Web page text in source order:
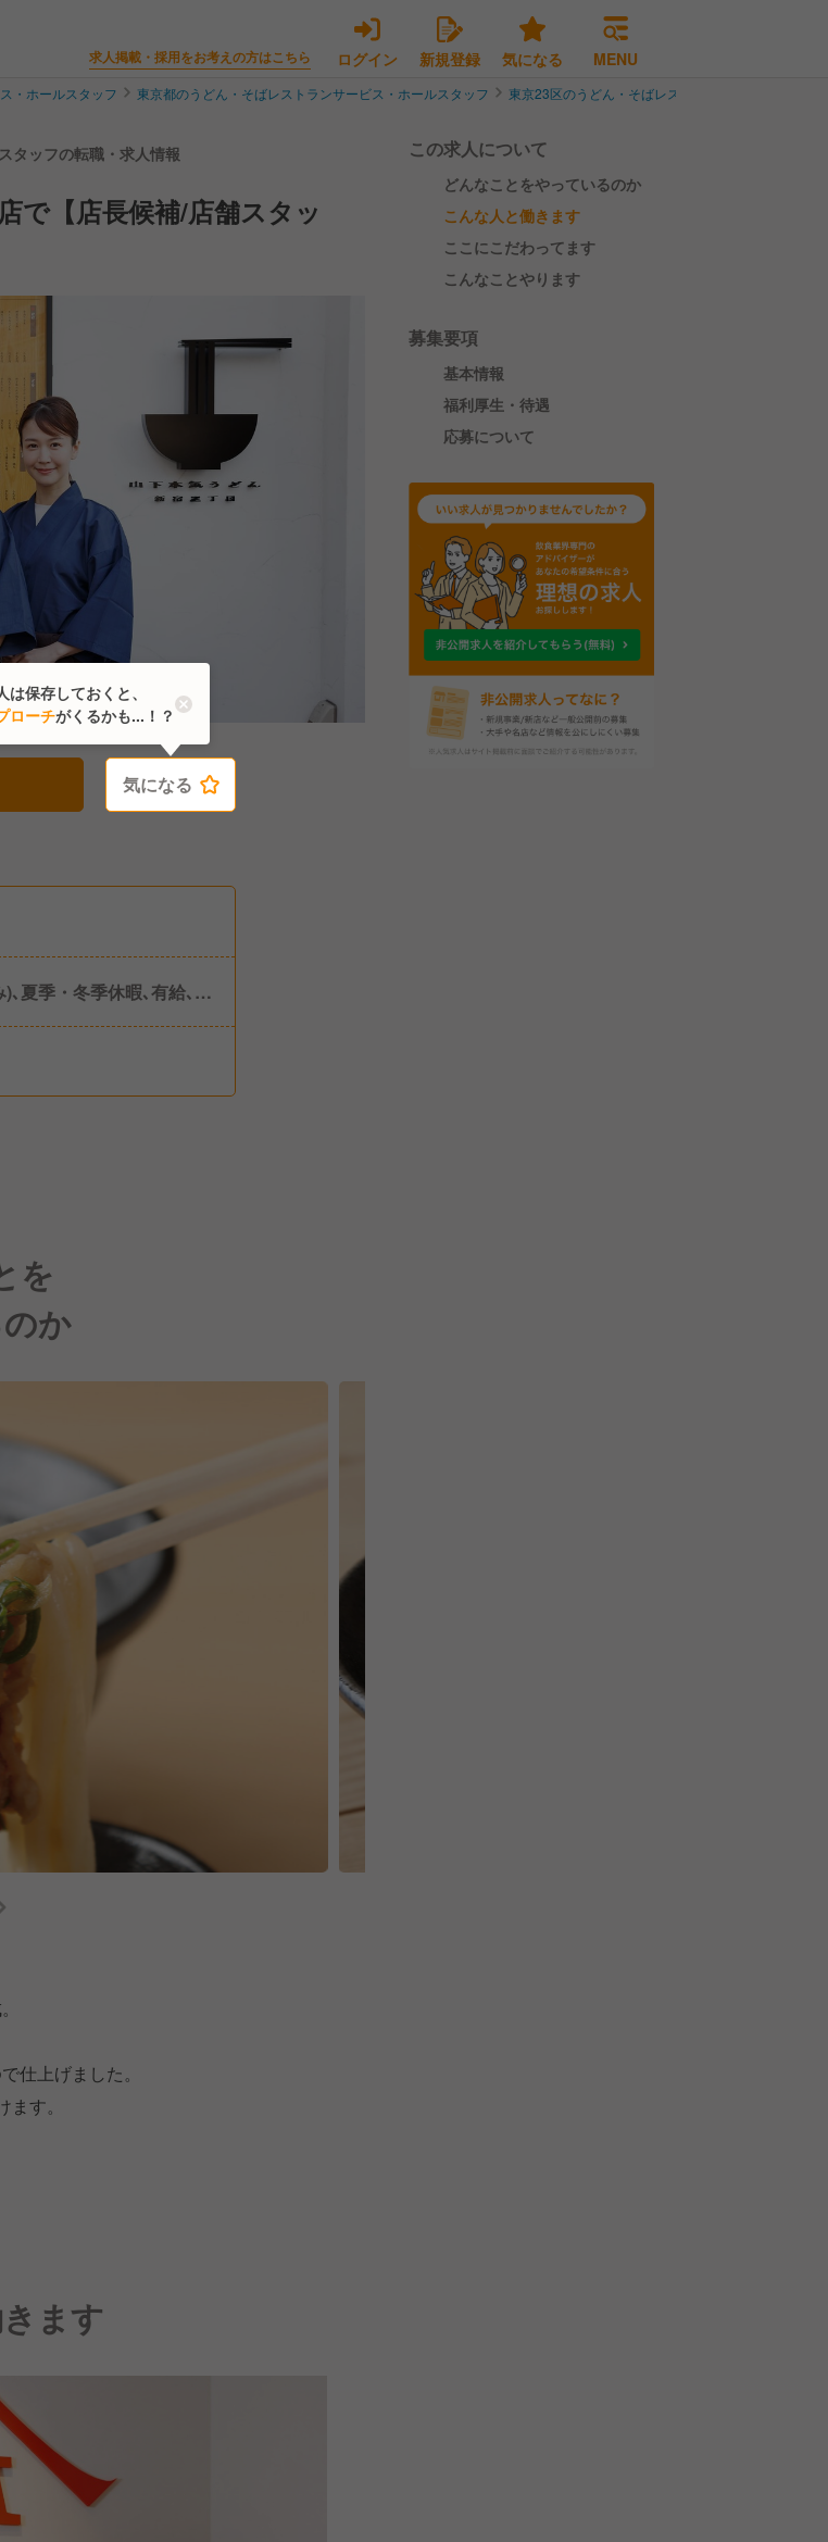
求人掲載・採用をお考えの方はこちら ログイン 新規登録 気になる MENU
・ホールスタッフ 東京都のうどん・そばレストランサービス・ホールスタッフ 東京23区のうどん・そばレストランサービス・ホール
タッフの転職・求人情報
で【店長候補/店舗スタッ
気になる
､夏季・冬季休暇､有給､慶
を
か
仕上げました。
す。
ます
この求人について
どんなことをやっているのか
こんな人と働きます
ここにこだわってます
こんなことやります
募集要項
基本情報
福利厚生・待遇
応募について
気になる
は保存しておくと、
ローチがくるかも...！？